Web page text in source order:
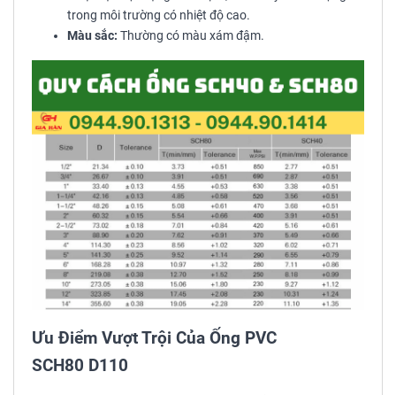
trong môi trường có nhiệt độ cao.
Màu sắc: Thường có màu xám đậm.
Ưu Điểm Vượt Trội Của Ống PVC
SCH80 D110